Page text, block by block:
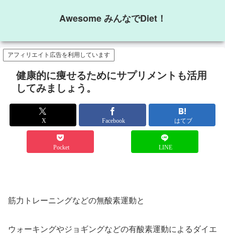
Awesome みんなでDiet！
アフィリエイト広告を利用しています
健康的に痩せるためにサプリメントも活用
してみましょう。
X Facebook はてブ
Pocket LINE
筋力トレーニングなどの無酸素運動と
ウォーキングやジョギングなどの有酸素運動によるダイエ